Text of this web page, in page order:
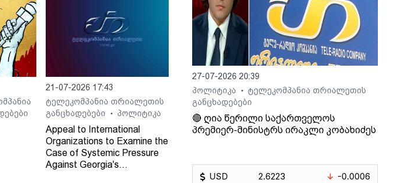
21-07-2026 17:43
ტელეკომპანია თრიალეთის
განცხადებები
• პოლიტიკა
Appeal to International
Organizations to Examine the
Case of Systemic Pressure
Against Georgia's
27-07-2026 20:39
პოლიტიკა
•
ტელეკომპანია თრიალეთის
განცხადებები
🔴 ღია წერილი საქართველოს
პრემიერ-მინისტრს ირაკლი კობახიძეს
USD
2.6223
-0.0006